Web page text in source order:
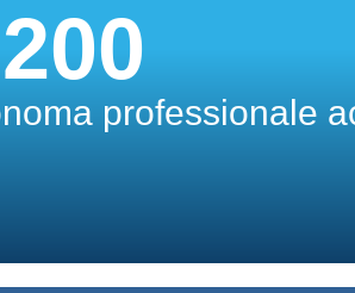
professionale